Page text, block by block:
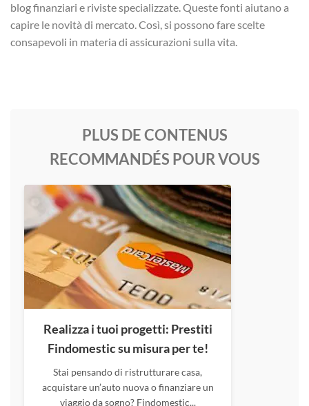
blog finanziari e riviste specializzate. Queste fonti aiutano a
capire le novità di mercato. Così, si possono fare scelte
consapevoli in materia di assicurazioni sulla vita.
PLUS DE CONTENUS
RECOMMANDÉS POUR VOUS
Realizza i tuoi progetti: Prestiti
Findomestic su misura per te!
Stai pensando di ristrutturare casa,
acquistare un’auto nuova o finanziare un
viaggio da sogno? Findomestic...